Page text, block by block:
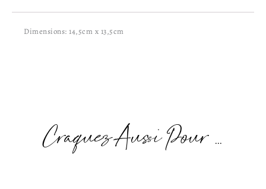
Dimensions: 14,5cm x 13,5cm
Craquez Aussi Pour ...